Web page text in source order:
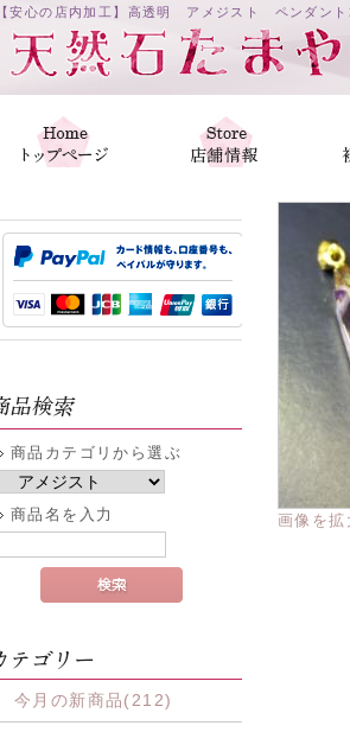
【安心の店内加工】高透明 アメジスト ペンダン
商品カテゴリから選ぶ
商品名を入力
今月の新商品(212)
画像を拡